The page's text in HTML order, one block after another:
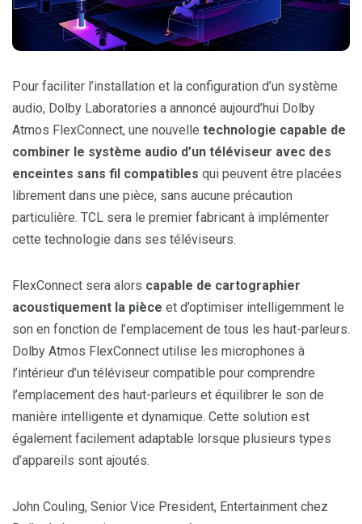
Pour faciliter l’installation et la configuration d’un système
audio, Dolby Laboratories a annoncé aujourd’hui Dolby
Atmos FlexConnect, une nouvelle technologie capable de
combiner le système audio d’un téléviseur avec des
enceintes sans fil compatibles qui peuvent être placées
librement dans une pièce, sans aucune précaution
particulière. TCL sera le premier fabricant à implémenter
cette technologie dans ses téléviseurs.
FlexConnect sera alors capable de cartographier
acoustiquement la pièce et d’optimiser intelligemment le
son en fonction de l’emplacement de tous les haut-parleurs.
Dolby Atmos FlexConnect utilise les microphones à
l’intérieur d’un téléviseur compatible pour comprendre
l’emplacement des haut-parleurs et équilibrer le son de
manière intelligente et dynamique. Cette solution est
également facilement adaptable lorsque plusieurs types
d’appareils sont ajoutés.
John Couling, Senior Vice President, Entertainment chez